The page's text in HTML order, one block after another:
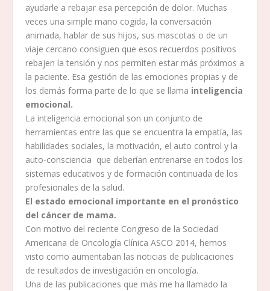
ayudarle a rebajar esa percepción de dolor. Muchas
veces una simple mano cogida, la conversación
animada, hablar de sus hijos, sus mascotas o de un
viaje cercano consiguen que esos recuerdos positivos
rebajen la tensión y nos permiten estar más próximos a
la paciente. Esa gestión de las emociones propias y de
los demás forma parte de lo que se llama inteligencia
emocional.
La inteligencia emocional son un conjunto de
herramientas entre las que se encuentra la empatía, las
habilidades sociales, la motivación, el auto control y la
auto-consciencia que deberían entrenarse en todos los
sistemas educativos y de formación continuada de los
profesionales de la salud.
El estado emocional importante en el pronóstico
del cáncer de mama.
Con motivo del reciente Congreso de la Sociedad
Americana de Oncología Clínica ASCO 2014, hemos
visto como aumentaban las noticias de publicaciones
de resultados de investigación en oncología.
Una de las publicaciones que más me ha llamado la